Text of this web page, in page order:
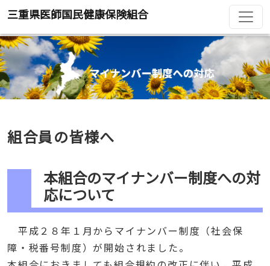
三重県医師国民健康保険組合
組合員の皆様へ
本組合のマイナンバー制度への対
応について
平成２８年１月からマイナンバー制度（社会保
障・税番号制度）が開始されました。